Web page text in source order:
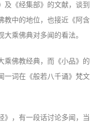
及《经集部》的文献，谈到
教中的地位，也接近《阿含
乘佛典对多闻的看法。
乘佛教经典，而《小品》的
一词在《般若八千诵》梵文
》，有一段话讨论多闻，当